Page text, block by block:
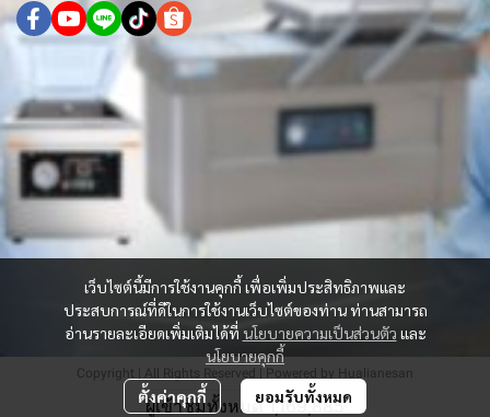
เว็บไซต์นี้มีการใช้งานคุกกี้ เพื่อเพิ่มประสิทธิภาพและ
ประสบการณ์ที่ดีในการใช้งานเว็บไซต์ของท่าน ท่านสามารถ
อ่านรายละเอียดเพิ่มเติมได้ที่ นโยบายความเป็นส่วนตัว และ
นโยบายคุกกี้
ตั้งค่าคุกกี้ ยอมรับทั้งหมด
Copyright | All Rights Reserved | Powered by Hualianesan
ผู้เข้าชมทั้งหมด1,169,885